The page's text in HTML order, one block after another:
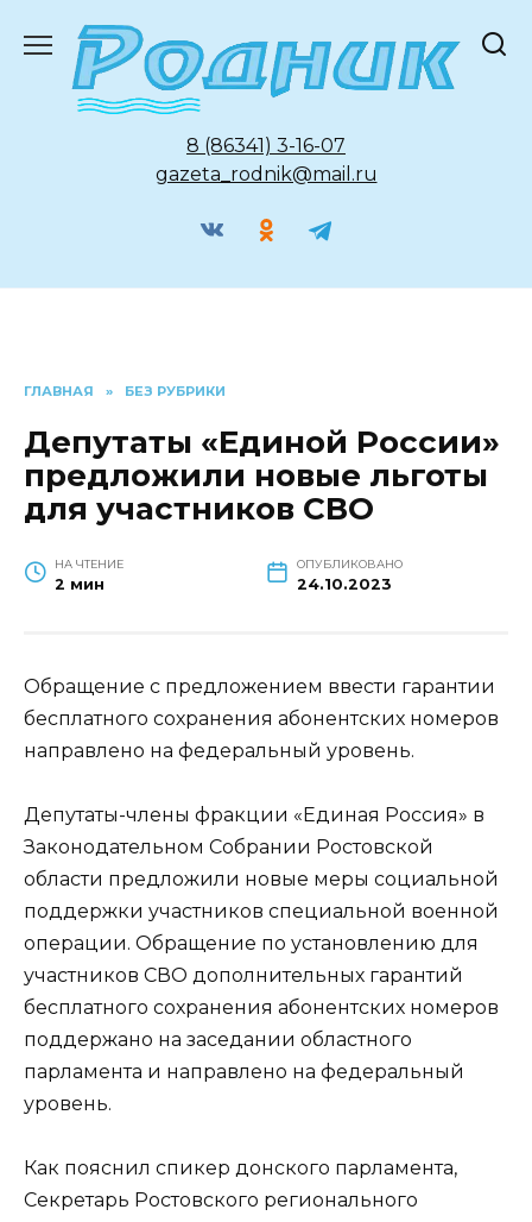
содержанию
8 (86341) 3-16-07
gazeta_rodnik@mail.ru
ГЛАВНАЯ » БЕЗ РУБРИКИ
Депутаты «Единой России»
предложили новые льготы
для участников СВО
НА ЧТЕНИЕ
2 мин
ОПУБЛИКОВАНО
24.10.2023
Обращение с предложением ввести гарантии
бесплатного сохранения абонентских номеров
направлено на федеральный уровень.
Депутаты-члены фракции «Единая Россия» в
Законодательном Собрании Ростовской
области предложили новые меры социальной
поддержки участников специальной военной
операции. Обращение по установлению для
участников СВО дополнительных гарантий
бесплатного сохранения абонентских номеров
поддержано на заседании областного
парламента и направлено на федеральный
уровень.
Как пояснил спикер донского парламента,
Секретарь Ростовского регионального